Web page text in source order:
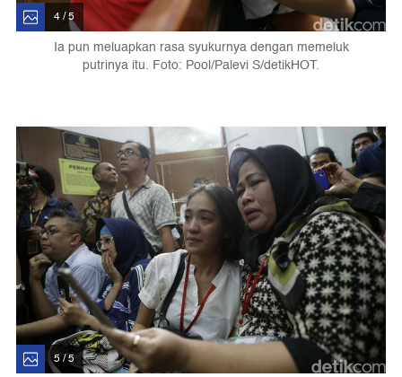
4 / 5
Ia pun meluapkan rasa syukurnya dengan memeluk
putrinya itu. Foto: Pool/Palevi S/detikHOT.
5 / 5